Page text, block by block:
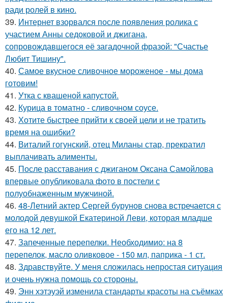
ради ролей в кино.
39. Интернет взорвался после появления ролика с
участием Анны седоковой и джигана,
сопровождавшегося её загадочной фразой: "Счастье
Любит Тишину".
40. Самое вкусное сливочное мороженое - мы дома
готовим!
41. Утка с квашеной капустой.
42. Курица в томатно - сливочном соусе.
43. Хотите быстрее прийти к своей цели и не тратить
время на ошибки?
44. Виталий гогунский, отец Миланы стар, прекратил
выплачивать алименты.
45. После расставания с джиганом Оксана Самойлова
впервые опубликовала фото в постели с
полуобнаженным мужчиной.
46. 48-Летний актер Сергей бурунов снова встречается с
молодой девушкой Екатериной Леви, которая младше
его на 12 лет.
47. Запеченные перепелки. Необходимио: на 8
перепелок, масло оливковое - 150 мл, паприка - 1 ст.
48. Здравствуйте. У меня сложилась непростая ситуация
и очень нужна помощь со стороны.
49. Энн хэтэуэй изменила стандарты красоты на съёмках